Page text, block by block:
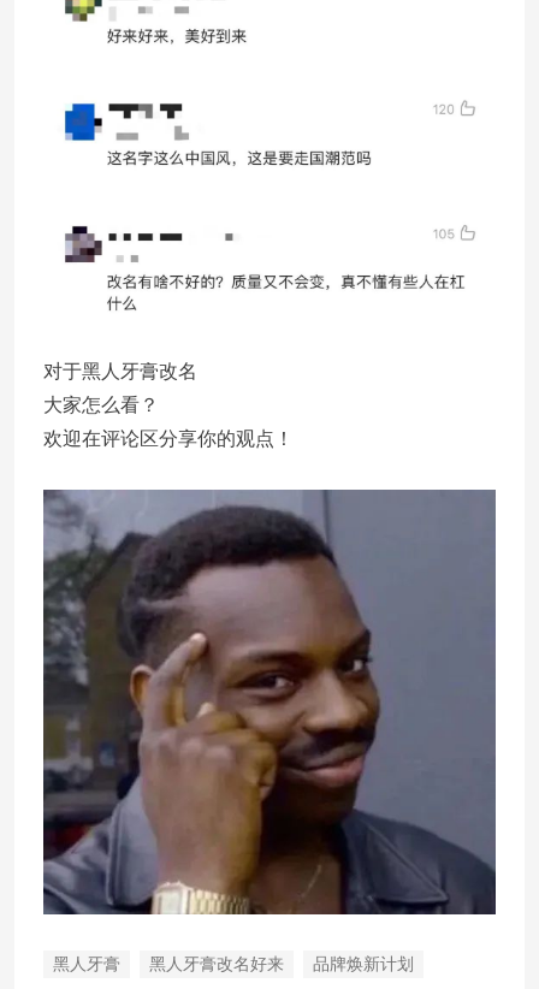
对于黑人牙膏改名
大家怎么看？
欢迎在评论区分享你的观点！
黑人牙膏 黑人牙膏改名好来 品牌焕新计划